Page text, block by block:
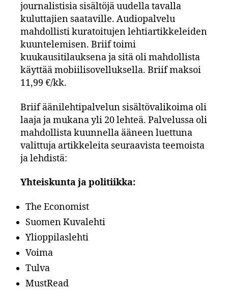
journalistisia sisältöjä uudella tavalla
kuluttajien saataville. Audiopalvelu
mahdollisti kuratoitujen lehtiartikkeleiden
kuuntelemisen. Briif toimi
kuukausitilauksena ja sitä oli mahdollista
käyttää mobiilisovelluksella. Briif maksoi
11,99 €/kk.
Briif äänilehtipalvelun sisältövalikoima oli
laaja ja mukana yli 20 lehteä. Palvelussa oli
mahdollista kuunnella ääneen luettuna
valittuja artikkeleita seuraavista teemoista
ja lehdistä:
Yhteiskunta ja politiikka:
The Economist
Suomen Kuvalehti
Ylioppilaslehti
Voima
Tulva
MustRead